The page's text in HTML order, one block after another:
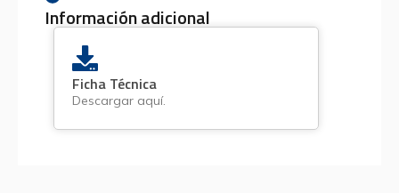
Información adicional
Ficha Técnica
Descargar aquí.